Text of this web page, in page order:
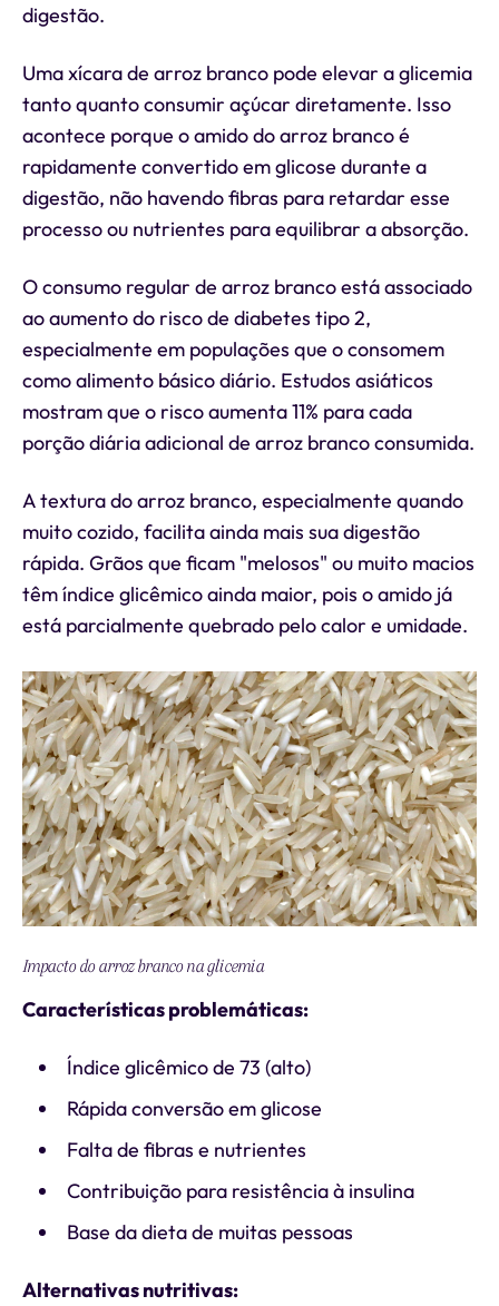
digestão.
Uma xícara de arroz branco pode elevar a glicemia
tanto quanto consumir açúcar diretamente. Isso
acontece porque o amido do arroz branco é
rapidamente convertido em glicose durante a
digestão, não havendo fibras para retardar esse
processo ou nutrientes para equilibrar a absorção.
O consumo regular de arroz branco está associado
ao aumento do risco de diabetes tipo 2,
especialmente em populações que o consomem
como alimento básico diário. Estudos asiáticos
mostram que o risco aumenta 11% para cada
porção diária adicional de arroz branco consumida.
A textura do arroz branco, especialmente quando
muito cozido, facilita ainda mais sua digestão
rápida. Grãos que ficam "melosos" ou muito macios
têm índice glicêmico ainda maior, pois o amido já
está parcialmente quebrado pelo calor e umidade.
Impacto do arroz branco na glicemia
Características problemáticas:
Índice glicêmico de 73 (alto)
Rápida conversão em glicose
Falta de fibras e nutrientes
Contribuição para resistência à insulina
Base da dieta de muitas pessoas
Alternativas nutritivas: